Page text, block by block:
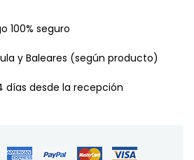
100% seguro
y Baleares (según producto)
dí­as desde la recepción